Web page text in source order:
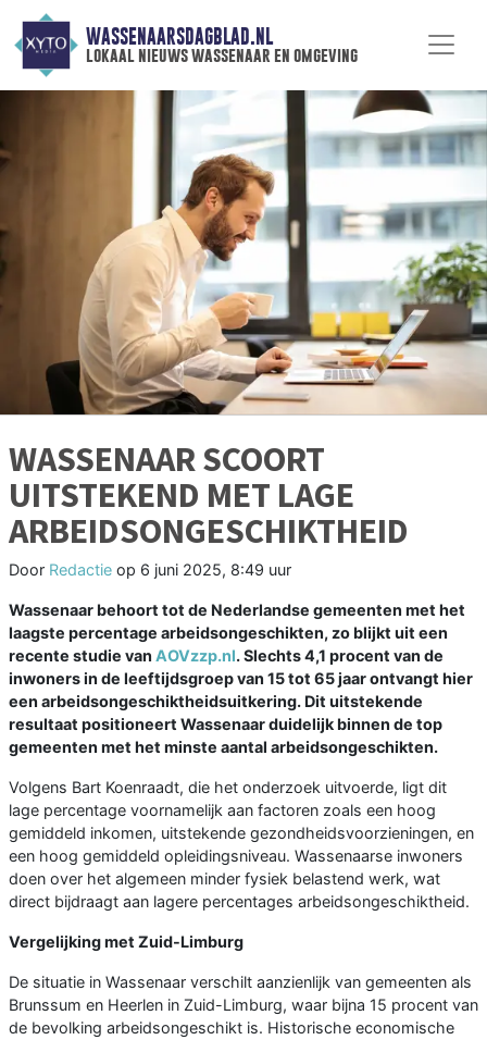
WASSENAARSDAGBLAD.NL
lokaal nieuws wassenaar en omgeving
WASSENAAR SCOORT
UITSTEKEND MET LAGE
ARBEIDSONGESCHIKTHEID
Door Redactie op 6 juni 2025, 8:49 uur
Wassenaar behoort tot de Nederlandse gemeenten met het
laagste percentage arbeidsongeschikten, zo blijkt uit een
recente studie van AOVzzp.nl. Slechts 4,1 procent van de
inwoners in de leeftijdsgroep van 15 tot 65 jaar ontvangt hier
een arbeidsongeschiktheidsuitkering. Dit uitstekende
resultaat positioneert Wassenaar duidelijk binnen de top
gemeenten met het minste aantal arbeidsongeschikten.
Volgens Bart Koenraadt, die het onderzoek uitvoerde, ligt dit
lage percentage voornamelijk aan factoren zoals een hoog
gemiddeld inkomen, uitstekende gezondheidsvoorzieningen, en
een hoog gemiddeld opleidingsniveau. Wassenaarse inwoners
doen over het algemeen minder fysiek belastend werk, wat
direct bijdraagt aan lagere percentages arbeidsongeschiktheid.
Vergelijking met Zuid-Limburg
De situatie in Wassenaar verschilt aanzienlijk van gemeenten als
Brunssum en Heerlen in Zuid-Limburg, waar bijna 15 procent van
de bevolking arbeidsongeschikt is. Historische economische